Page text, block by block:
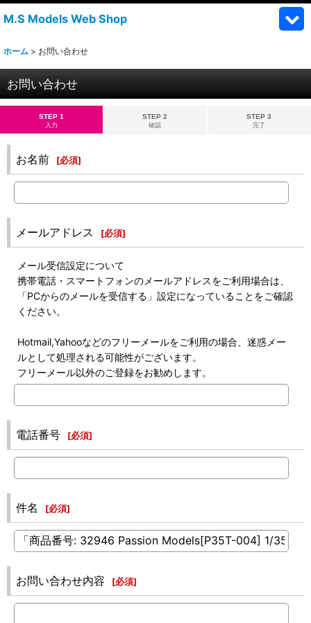
M.S Models Web Shop
ホーム > お問い合わせ
お問い合わせ
STEP 1
入力
STEP 2
確認
STEP 3
完了
お名前 [必須]
メールアドレス [必須]
メール受信設定について
携帯電話・スマートフォンのメールアドレスをご利用場合は、
「PCからのメールを受信する」設定になっていることをご確認
ください。
Hotmail,Yahooなどのフリーメールをご利用の場合、迷惑メー
ルとして処理される可能性がございます。
フリーメール以外のご登録をお勧めします。
電話番号 [必須]
件名 [必須]
お問い合わせ内容 [必須]